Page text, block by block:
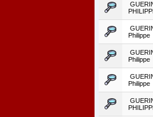
Philippe
Philippe
Philippe